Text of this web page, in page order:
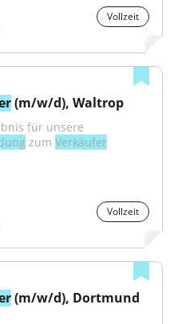
Vollzeit
(m/w/d), Waltrop
für unsere
zum Verkäufer
Vollzeit
(m/w/d), Dortmund